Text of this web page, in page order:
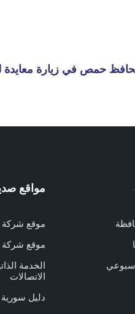
حمص في زيارة معايدة
مواقع
موقع شركة
موقع شركة
الخدمة
الاتصالات
دليل سورية